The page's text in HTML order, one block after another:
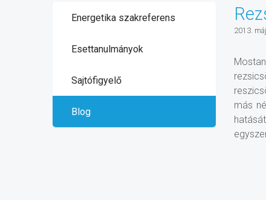
Energetika szakreferens
Esettanulmányok
Sajtófigyelő
Blog
2013.
más